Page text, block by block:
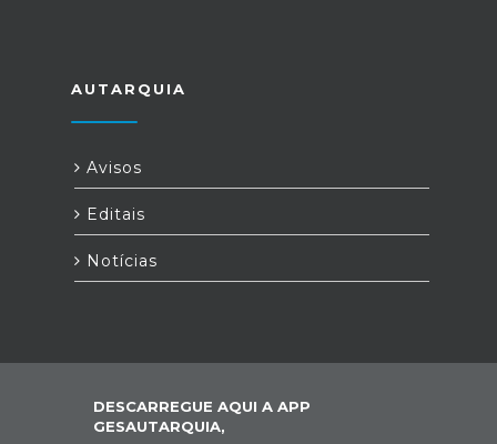
AUTARQUIA
Avisos
Editais
Notícias
DESCARREGUE AQUI A APP
GESAUTARQUIA,